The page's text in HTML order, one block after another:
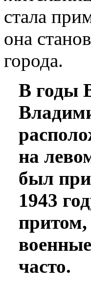
стала
она
города.
В годы
на
был
1943
притом,
часто.